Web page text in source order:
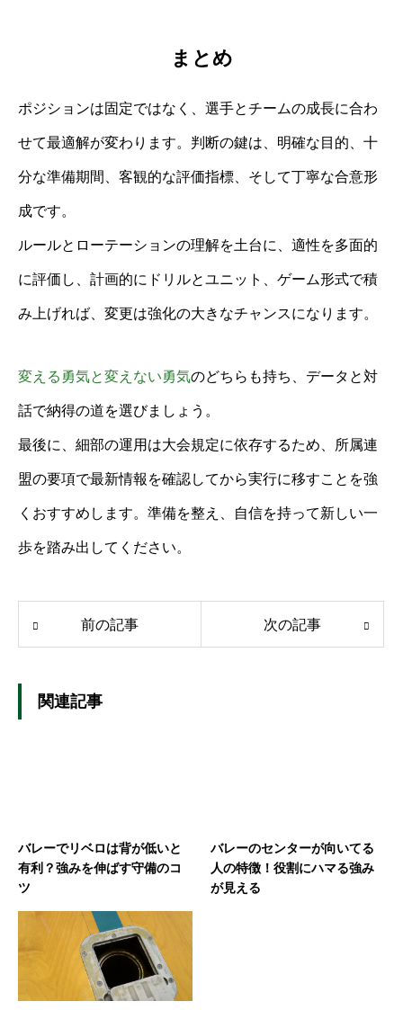
まとめ
ポジションは固定ではなく、選手とチームの成長に合わ
せて最適解が変わります。判断の鍵は、明確な目的、十
分な準備期間、客観的な評価指標、そして丁寧な合意形
成です。
ルールとローテーションの理解を土台に、適性を多面的
に評価し、計画的にドリルとユニット、ゲーム形式で積
み上げれば、変更は強化の大きなチャンスになります。
変える勇気と変えない勇気のどちらも持ち、データと対
話で納得の道を選びましょう。
最後に、細部の運用は大会規定に依存するため、所属連
盟の要項で最新情報を確認してから実行に移すことを強
くおすすめします。準備を整え、自信を持って新しい一
歩を踏み出してください。
前の記事 次の記事
関連記事
バレーでリベロは背が低いと
有利？強みを伸ばす守備のコ
ツ
バレーのセンターが向いてる
人の特徴！役割にハマる強み
が見える